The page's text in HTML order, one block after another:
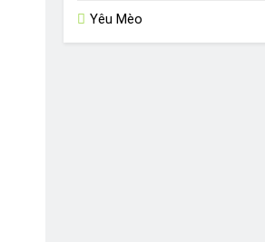
Yêu Mèo